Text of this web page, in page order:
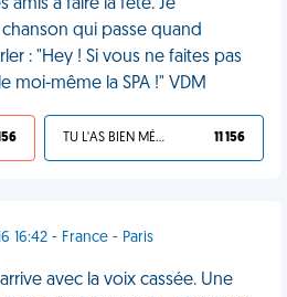
amis à faire la fête. Je
qui passe quand
: "Hey ! Si vous ne faites pas
moi-même la SPA !" VDM
TU L'AS BIEN MÉRITÉ 11 156
16:42 - France - Paris
avec la voix cassée. Une